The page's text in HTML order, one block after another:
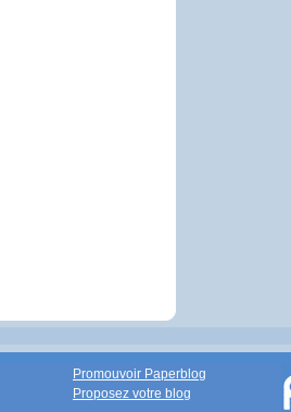
Promouvoir Paperblog
Proposez votre blog